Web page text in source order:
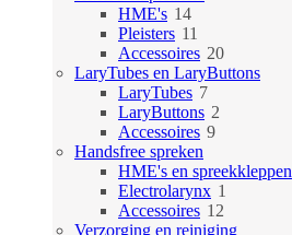
HME's 1414
producten
Pleisters 11
producten
Accessoires 2020
producten
LaryTubes en LaryButtons
LaryTubes 77
producten
LaryButtons 2
Accessoires 99
Handsfree spreken
HME's en spreekkleppen
Electrolarynx 1
Accessoires 12
producten
Verzorging en reiniging